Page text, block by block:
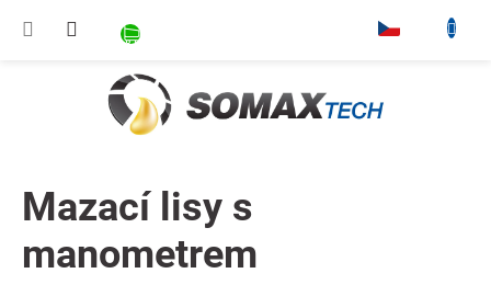
NÁKUPNÍ KOŠÍK
Mazací lisy s
manometrem